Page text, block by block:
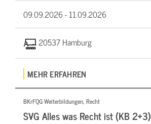
09.09.2026 -11.09.2026
20537 Hamburg
MEHR ERFAHREN
BKrFQG Weiterbildungen, Recht
SVG Alles was Recht ist (KB 2+3)